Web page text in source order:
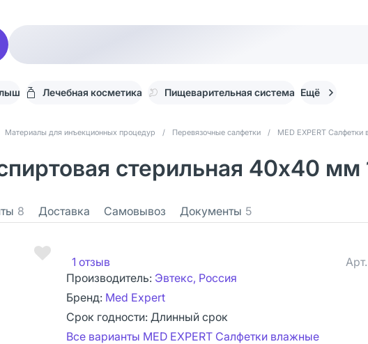
Лечебная косметика Пищеварительная система Ещё
Материалы для инъекционных процедур / Перевязочные салфетки / MED EXPERT Салфетки
стерильная 40х40 мм
8 Доставка Самовывоз Документы 5
1 отзыв Арт.
Производитель: Эвтекс, Россия
Бренд: Med Expert
Срок годности: Длинный срок
Все варианты MED EXPERT Салфетки влажные